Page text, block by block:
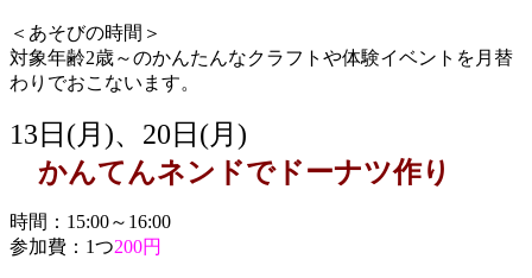
＜あそびの時間＞
対象年齢2歳～のかんたんなクラフトや体験イベントを月替
わりでおこないます。
13日(月)、20日(月)
かんてんネンドでドーナツ作り
時間：15:00～16:00
参加費：1つ200円